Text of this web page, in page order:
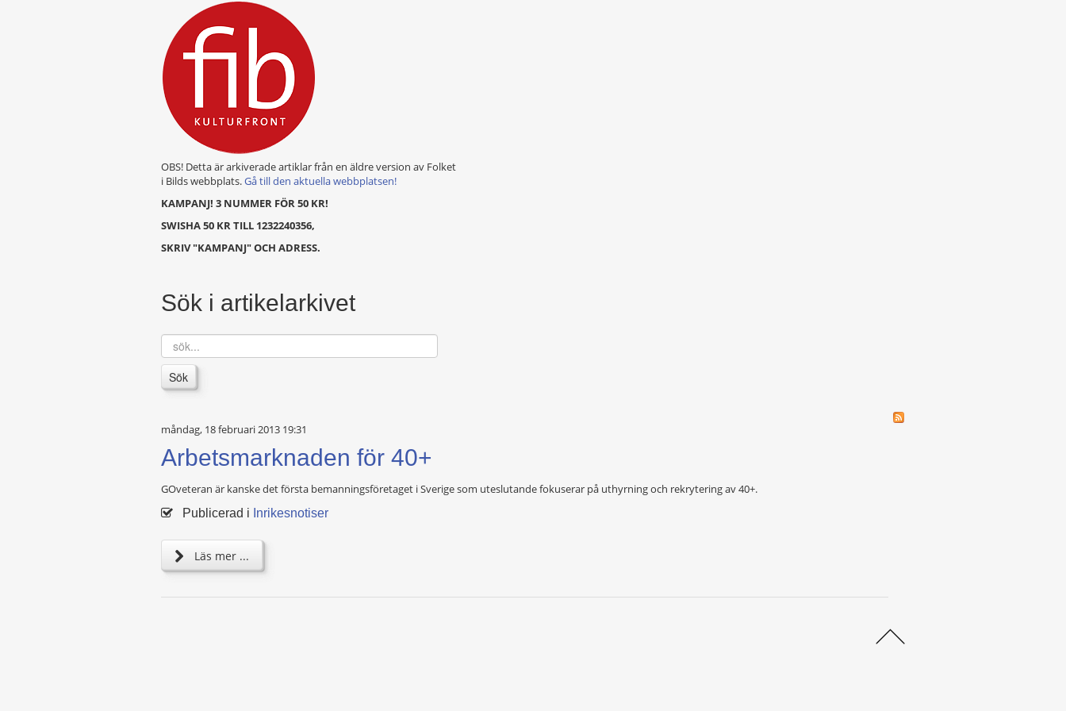
OBS! Detta är arkiverade artiklar från en äldre version av Folket
i Bilds webbplats.Gå till den aktuella webbplatsen!
KAMPANJ! 3 NUMMER FÖR 50 KR!
SWISHA 50 KR TILL 1232240356,
SKRIV "KAMPANJ" OCH ADRESS.
Sök i artikelarkivet
sök...
Sök
måndag, 18 februari 2013 19:31
Arbetsmarknaden för 40+
GOveteran är kanske det första bemanningsföretaget i Sverige som uteslutande fokuserar på uthyrning och rekrytering av 40+.
Publicerad i Inrikesnotiser
Läs mer ...